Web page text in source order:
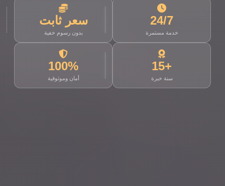
24/7
خدمة مستمرة
سعر ثابت
بدون رسوم خفية
+15
سنة خبرة
100%
أمان وموثوقية